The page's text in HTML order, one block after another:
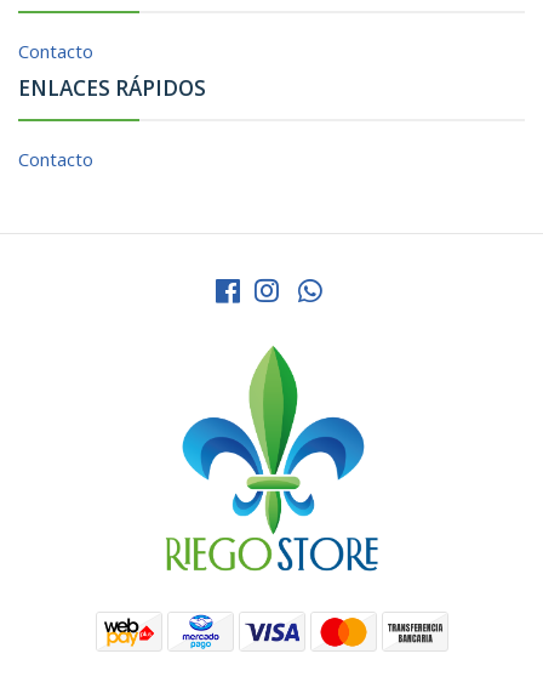
Contacto
ENLACES RÁPIDOS
Contacto